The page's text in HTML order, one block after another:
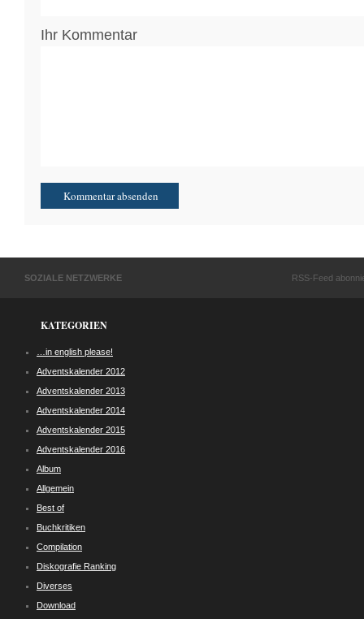
Ihr Kommentar
SOZIALE NETZWERKE RSS-Feed
KATEGORIEN
…in english please!
Adventskalender 2012
Adventskalender 2013
Adventskalender 2014
Adventskalender 2015
Adventskalender 2016
Album
Allgemein
Best of
Buchkritiken
Compilation
Diskografie Ranking
Diverses
Download